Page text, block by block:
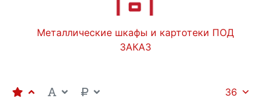
Металлические шкафы и картотеки ПОД
ЗАКАЗ
36